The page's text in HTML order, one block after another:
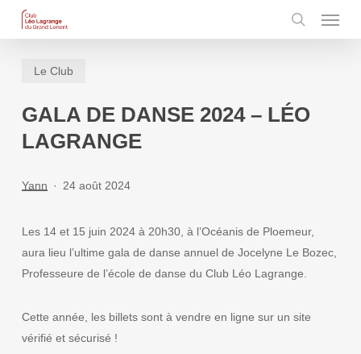
content
search
Menu
Le Club
GALA DE DANSE 2024 – LÉO
LAGRANGE
Yann 24 août 2024
Les 14 et 15 juin 2024 à 20h30, à l’Océanis de Ploemeur,
aura lieu l’ultime gala de danse annuel de Jocelyne Le Bozec,
Professeure de l’école de danse du Club Léo Lagrange.
Cette année, les billets sont à vendre en ligne sur un site
vérifié et sécurisé !